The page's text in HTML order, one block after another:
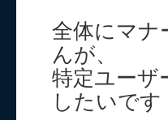
全体にマナ
んが、
特定ユーザ
したいです